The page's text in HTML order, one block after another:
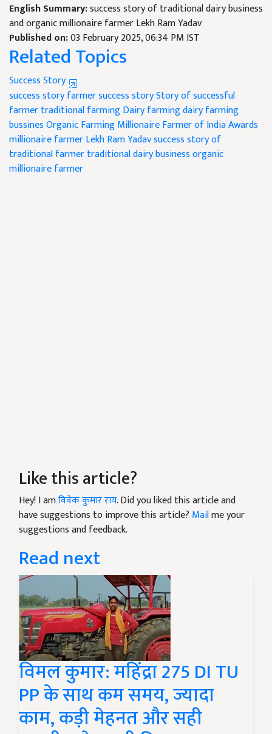
English Summary:success story of traditional dairy business
and organic millionaire farmer Lekh Ram Yadav
Published on:03 February 2025, 06:34 PM IST
Related Topics
Success Story
success storyfarmer success storyStory of successful
farmertraditional farmingDairy farmingdairy farming
bussinesOrganic FarmingMillionaire Farmer of India Awards
millionaire farmerLekh Ram Yadavsuccess story of
traditional farmertraditional dairy businessorganic
millionaire farmer
Like this article?
Hey! I amविवेक कुमार राय. Did you liked this article and
have suggestions to improve this article? Mailme your
suggestions and feedback.
Read next
विमल कुमार: महिंद्रा 275 DI TU
PP के साथ कम समय, ज्यादा
काम, कड़ी मेहनत और सही